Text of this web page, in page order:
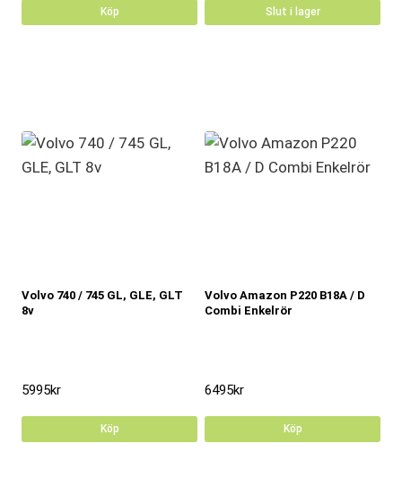
Köp Slut i lager
Volvo 740 / 745 GL, GLE, GLT
8v
5995kr
Köp
Volvo Amazon P220 B18A / D
Combi Enkelrör
6495kr
Köp